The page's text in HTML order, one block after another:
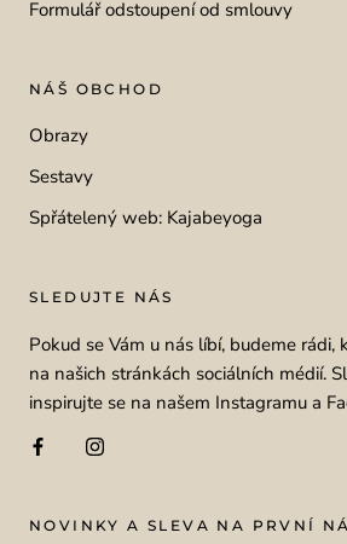
Formulář odstoupení od smlouvy
NÁŠ OBCHOD
Obrazy
Sestavy
Spřátelený web: Kajabeyoga
SLEDUJTE NÁS
Pokud se Vám u nás líbí, budeme rádi,
na našich stránkách sociálních médií.
inspirujte se na našem Instagramu a
NOVINKY A SLEVA NA PRVNÍ